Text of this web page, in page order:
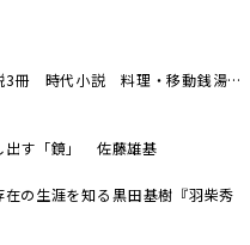
3冊 時代小説 料理・移動銭湯…
出す「鏡」 佐藤雄基
の生涯を知る――黒田基樹『羽柴秀